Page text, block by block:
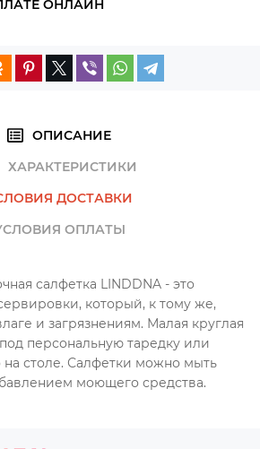
ОНЛАЙН
ОПИСАНИЕ
ХАРАКТЕРИСТИКИ
ДОСТАВКИ
ОПЛАТЫ
салфетка LINDDNA - это
который, к тому же,
и загрязнениям. Малая круглая
персональную таредку или
столе. Салфетки можно мыть
моющего средства.